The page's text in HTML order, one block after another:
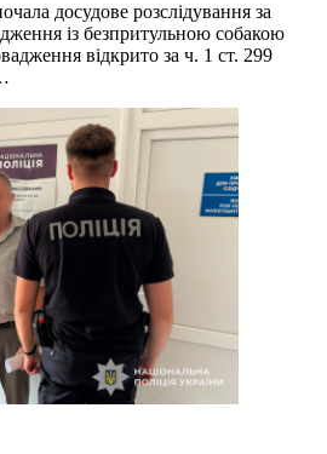
досудове розслідування за
із безпритульною собакою
відкрито за ч. 1 ст. 299